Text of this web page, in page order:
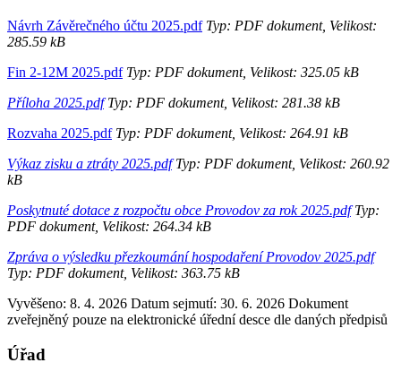
Návrh Závěrečného účtu 2025.pdfTyp: PDF dokument, Velikost:
285.59 kB
Fin 2-12M 2025.pdfTyp: PDF dokument, Velikost: 325.05 kB
Příloha 2025.pdfTyp: PDF dokument, Velikost: 281.38 kB
Rozvaha 2025.pdfTyp: PDF dokument, Velikost: 264.91 kB
Výkaz zisku a ztráty 2025.pdfTyp: PDF dokument, Velikost: 260.92
kB
Poskytnuté dotace z rozpočtu obce Provodov za rok 2025.pdfTyp:
PDF dokument, Velikost: 264.34 kB
Zpráva o výsledku přezkoumání hospodaření Provodov 2025.pdf
Typ: PDF dokument, Velikost: 363.75 kB
Vyvěšeno: 8. 4. 2026 Datum sejmutí: 30. 6. 2026 Dokument
zveřejněný pouze na elektronické úřední desce dle daných předpisů
Úřad